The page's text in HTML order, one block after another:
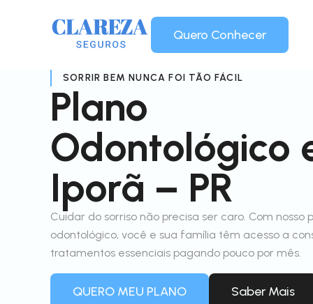
Quero Conhecer
SORRIR BEM NUNCA FOI TÃO FÁCIL
Plano
Odontológico
Iporã – PR
Cuidar do sorriso não precisa ser caro. Com nosso
odontológico, você e sua família têm acesso a
tratamentos essenciais pagando pouco por mês.
QUERO MEU PLANO Saber Mais